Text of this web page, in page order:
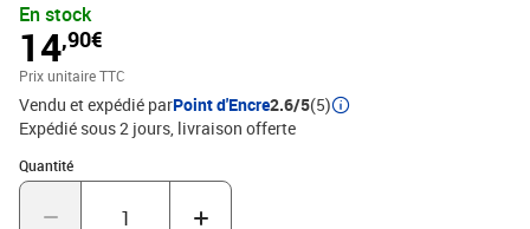
Pages- 1 X CYAN Capacité (à 5%) : 1 500 Pages- 1 X MAGENTA
Capacité (à 5%) : 1 500 Pages- 1 X JAUNE Capacité (à 5%) : 1 500
PagesImprimantes compatiblesBrother > MFC-JMFC-J 5330
DWMFC-J 5330 DW XLMFC-J 5335 DWMFC-J 5335 DWFMFC-J
5730 DWMFC-J 5830 DWMFC-J 5930 DWMFC-J 6530 DWMFC-J
6535 DWMFC-J 6535 DW XLMFC-J 6730 DWMFC-J 6930 DWMFC-
J 6935 DWMFC-J 6935 DWF
En stock
14,90€
Prix unitaire TTC
Vendu et expédié parPoint d'Encre2.6/5(5)
Expédié sous 2 jours livraison offerte
Quantité
Quantité : 1